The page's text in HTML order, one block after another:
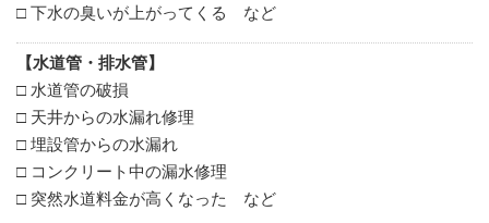
□ 下水の臭いが上がってくる など
【水道管・排水管】
□ 水道管の破損
□ 天井からの水漏れ修理
□ 埋設管からの水漏れ
□ コンクリート中の漏水修理
□ 突然水道料金が高くなった など